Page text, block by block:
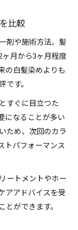
比較
剤や施術方法、髪
月から3ヶ月程度
の白髪染めよりも
です。
すぐに目立つた
になることが多い
ため、次回のカラ
トパフォーマンス
ートメントやホー
アアドバイスを受
ができます。